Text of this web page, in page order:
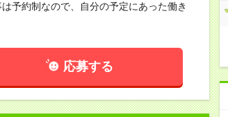
予約制なので、自分の予定にあった働き
応募する